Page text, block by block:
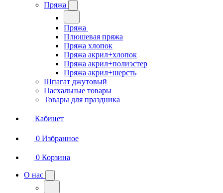
Пряжа
Пряжа
Плюшевая пряжа
Пряжа хлопок
Пряжа акрил+хлопок
Пряжа акрил+полиэстер
Пряжа акрил+шерсть
Шпагат джутовый
Пасхальные товары
Товары для праздника
Кабинет
0 Избранное
0 Корзина
О нас